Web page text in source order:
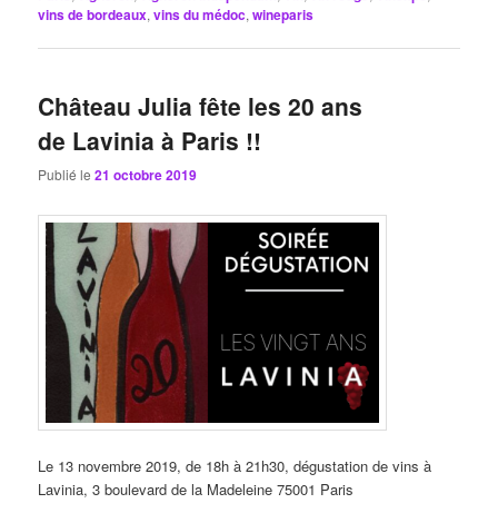
vins de bordeaux,vins du médoc,wineparis
Château Julia fête les 20 ans
de Lavinia à Paris !!
Publié le21 octobre 2019
Le 13 novembre 2019, de 18h à 21h30, dégustation de vins à
Lavinia, 3 boulevard de la Madeleine 75001 Paris